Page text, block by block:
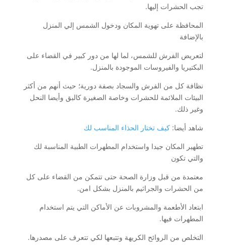
تجب الحشرات إليها.
المحافظة على تهوية المكان ودخول الشمس إلي المنزل
بالإضافة
لتعريض الفرش للشمس، لما لها من دور كبير في القضاء على
البكتيريا والفيروسات الموجودة بالمنزل.
نظافة كل من الفرش والسجاد بصفة دورية؛ حيث أنهم من أكثر
البيئات الملائمة للحشرات وخاصة الصغيرة كالبق وأيضا النحل
وغير ذلك.
شاهد أيضا: كيف تختار الحذاء المناسب لك
تطهير المكان جيدا واستخدام المطهرات الطبية المناسبة لك
والتي تكون
معتمدة من قبل وزارة الصحة حتى تتمكن من القضاء على كل
من الحشرات والجراثيم بالمنزل بشكل امن.
ابتعاد الأطعمة والمشروبات عن الأماكن التي يتم استخدام
المطهرات فيها.
التخلص من الروائح الكريهة وتتبعها لكي تتعرف على مصدرها.